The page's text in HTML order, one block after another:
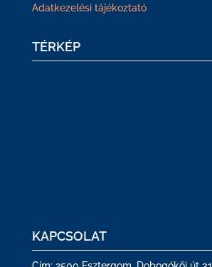
Adatkezelési tájékoztató
TÉRKÉP
KAPCSOLAT